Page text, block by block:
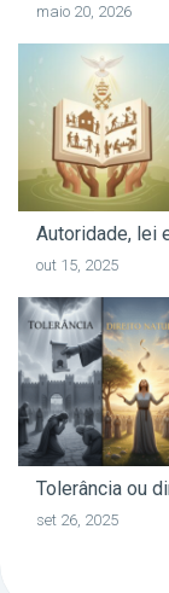
maio 20, 2026
Autoridade, lei
out 15, 2025
Tolerância ou
set 26, 2025